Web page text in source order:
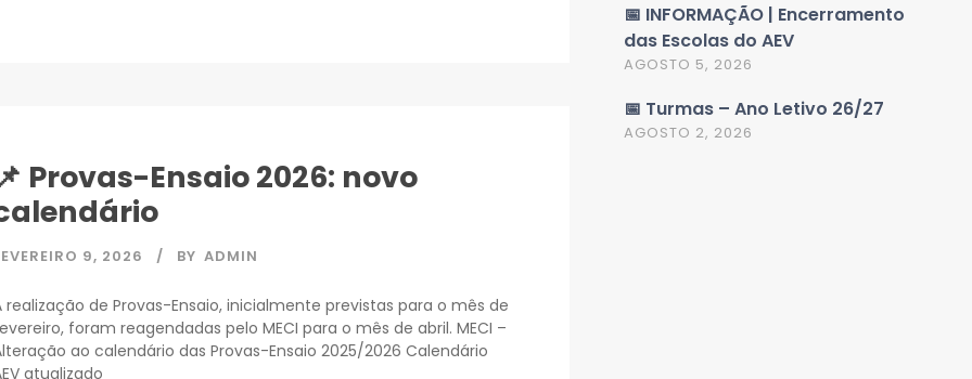
Provas-Ensaio 2026: novo
9, 2026 BY ADMIN
realização de Provas-Ensaio, inicialmente previstas para o mês de
foram reagendadas pelo MECI para o mês de abril. MECI –
ao calendário das Provas-Ensaio 2025/2026 Calendário
atualizado
📅 INFORMAÇÃO | Encerramento
das Escolas do AEV
AGOSTO 5, 2026
📅 Turmas – Ano Letivo 26/27
AGOSTO 2, 2026